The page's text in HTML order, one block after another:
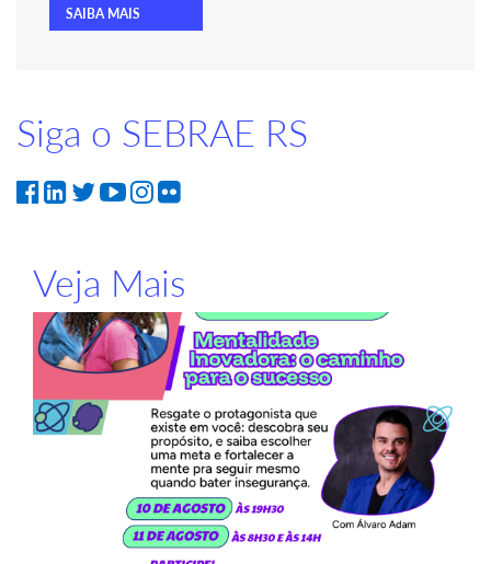
SAIBA MAIS
Siga o SEBRAE RS
Veja Mais